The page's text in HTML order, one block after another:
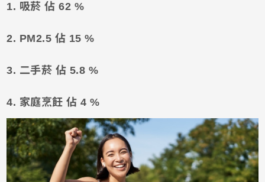
1. 吸菸 佔 62 %
2. PM2.5 佔 15 %
3. 二手菸 佔 5.8 %
4. 家庭烹飪 佔 4 %